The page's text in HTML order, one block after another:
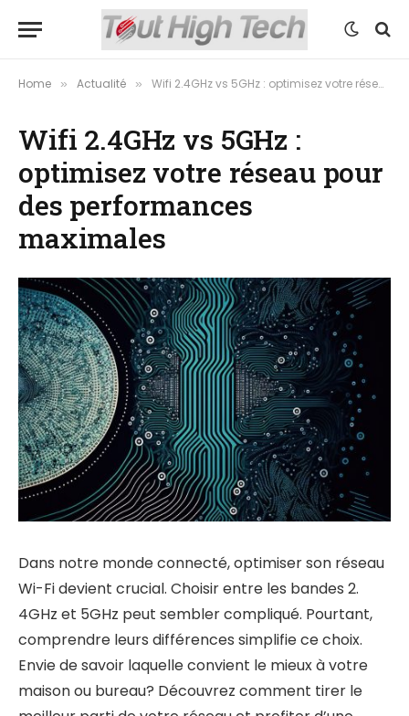
Home » Actualité » Wifi 2.4GHz vs 5GHz : optimisez votre réseau pour des performances maximales
Wifi 2.4GHz vs 5GHz :
optimisez votre réseau pour
des performances
maximales
Dans notre monde connecté, optimiser son réseau
Wi-Fi devient crucial. Choisir entre les bandes 2.
4GHz et 5GHz peut sembler compliqué. Pourtant,
comprendre leurs différences simplifie ce choix.
Envie de savoir laquelle convient le mieux à votre
maison ou bureau? Découvrez comment tirer le